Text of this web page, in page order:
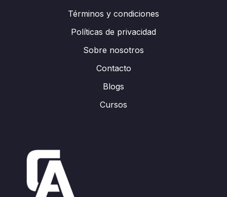
Términos y condiciones
Políticas de privacidad
Sobre nosotros
Contacto
Blogs
Cursos